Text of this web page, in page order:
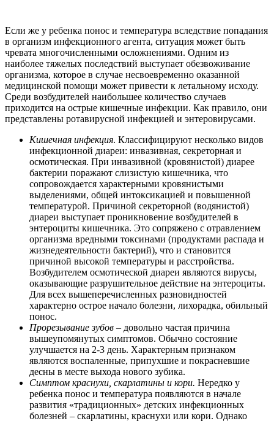
Если же у ребенка понос и температура вследствие попадания
в организм инфекционного агента, ситуация может быть
чревата многочисленными осложнениями. Одним из
наиболее тяжелых последствий выступает обезвоживание
организма, которое в случае несвоевременно оказанной
медицинской помощи может привести к летальному исходу.
Среди возбудителей наибольшее количество случаев
приходится на острые кишечные инфекции. Как правило, они
представлены ротавирусной инфекцией и энтеровирусами.
Кишечная инфекция. Классифицируют несколько видов
инфекционной диареи: инвазивная, секреторная и
осмотическая. При инвазивной (кровянистой) диарее
бактерии поражают слизистую кишечника, что
сопровождается характерными кровянистыми
выделениями, общей интоксикацией и повышенной
температурой. Причиной секреторной (водянистой)
диареи выступает проникновение возбудителей в
энтероциты кишечника. Это сопряжено с отравлением
организма вредными токсинами (продуктами распада и
жизнедеятельности бактерий), что и становится
причиной высокой температуры и расстройства.
Возбудителем осмотической диареи являются вирусы,
оказывающие разрушительное действие на энтероциты.
Для всех вышеперечисленных разновидностей
характерно острое начало болезни, лихорадка, обильный
понос.
Прорезывание зубов – довольно частая причина
вышеупомянутых симптомов. Обычно состояние
улучшается на 2-3 день. Характерным признаком
являются воспаленные, припухшие и покрасневшие
десны в месте выхода нового зубика.
Симптом краснухи, скарлатины и кори. Нередко у
ребенка понос и температура появляются в начале
развития «традиционных» детских инфекционных
болезней – скарлатины, краснухи или кори. Однако